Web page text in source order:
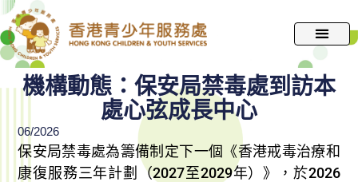
跳
至
主
內
機構動態：保安局禁毒處到訪本
處心弦成長中心
06/2026
保安局禁毒處為籌備制定下一個《香港戒毒治療和
康復服務三年計劃（2027至2029年）》，於2026